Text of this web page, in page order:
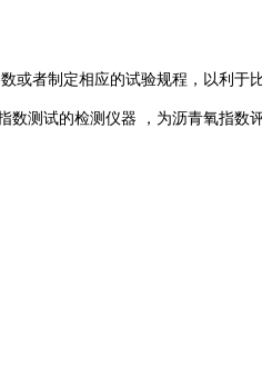
或者制定相应的试验规程，以利于比
测试的检测仪器 ，为沥青氧指数